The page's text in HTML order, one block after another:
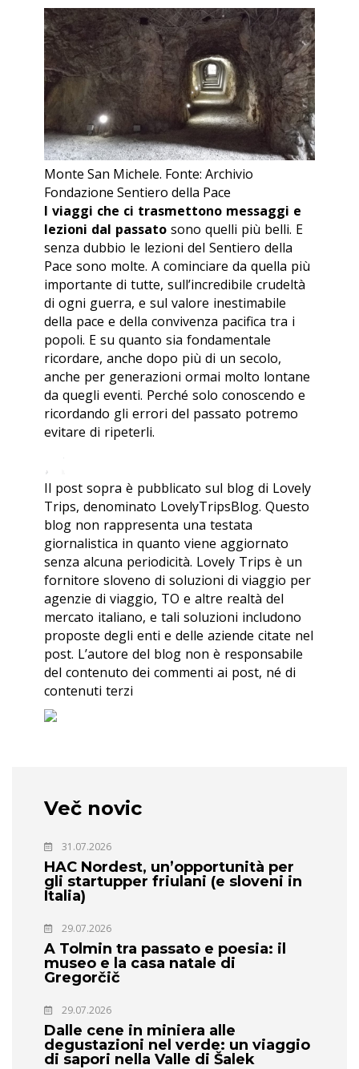
Monte San Michele. Fonte: Archivio
Fondazione Sentiero della Pace
I viaggi che ci trasmettono messaggi e
lezioni dal passato sono quelli più belli. E
senza dubbio le lezioni del Sentiero della
Pace sono molte. A cominciare da quella più
importante di tutte, sull’incredibile crudeltà
di ogni guerra, e sul valore inestimabile
della pace e della convivenza pacifica tra i
popoli. E su quanto sia fondamentale
ricordare, anche dopo più di un secolo,
anche per generazioni ormai molto lontane
da quegli eventi. Perché solo conoscendo e
ricordando gli errori del passato potremo
evitare di ripeterli.
Il post sopra è pubblicato sul blog di Lovely
Trips, denominato LovelyTripsBlog. Questo
blog non rappresenta una testata
giornalistica in quanto viene aggiornato
senza alcuna periodicità. Lovely Trips è un
fornitore sloveno di soluzioni di viaggio per
agenzie di viaggio, TO e altre realtà del
mercato italiano, e tali soluzioni includono
proposte degli enti e delle aziende citate nel
post. L’autore del blog non è responsabile
del contenuto dei commenti ai post, né di
contenuti terzi
Več novic
31.07.2026
HAC Nordest, un’opportunità per
gli startupper friulani (e sloveni in
Italia)
29.07.2026
A Tolmin tra passato e poesia: il
museo e la casa natale di
Gregorčič
29.07.2026
Dalle cene in miniera alle
degustazioni nel verde: un viaggio
di sapori nella Valle di Šalek